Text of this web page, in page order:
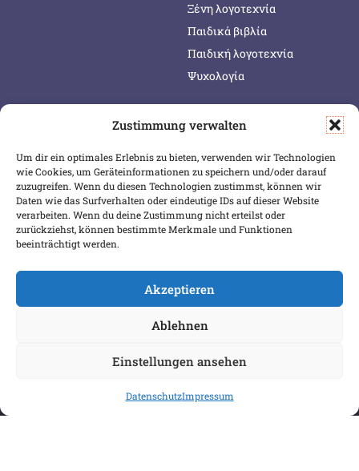
Zustimmung verwalten
Um dir ein optimales Erlebnis zu bieten, verwenden wir Technologien
wie Cookies, um Geräteinformationen zu speichern und/oder darauf
zuzugreifen. Wenn du diesen Technologien zustimmst, können wir
Daten wie das Surfverhalten oder eindeutige IDs auf dieser Website
verarbeiten. Wenn du deine Zustimmung nicht erteilst oder
zurückziehst, können bestimmte Merkmale und Funktionen
beeinträchtigt werden.
Akzeptieren
Ablehnen
Einstellungen ansehen
DatenschutzImpressum
Ξένη λογοτεχνία
Παιδικά βιβλία
Παιδική λογοτεχνία
Ψυχολογία
SERVICE & INFOS
Warenkorb
Wunschliste
Mein Konto
Versand & Lieferung
Zahlungsweisen
SICHER BEZAHLEN